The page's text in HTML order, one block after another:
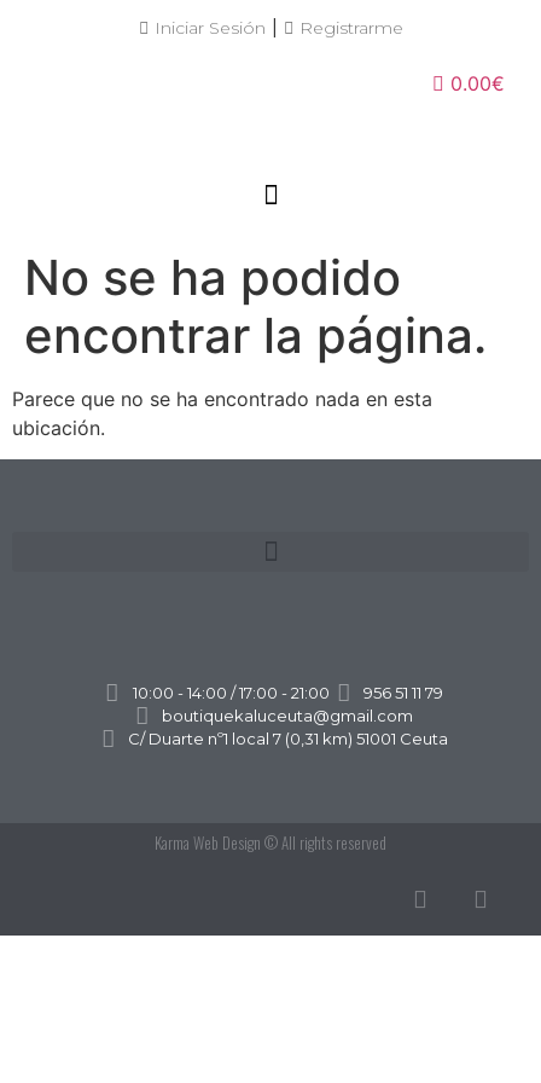
Iniciar Sesión Registrarme
0.00€
No se ha podido
encontrar la página.
Parece que no se ha encontrado nada en esta
ubicación.
10:00 - 14:00 / 17:00 - 21:00
956 51 11 79
boutiquekaluceuta@gmail.com
C/ Duarte nº1 local 7 (0,31 km) 51001 Ceuta
Karma Web Design © All rights reserved